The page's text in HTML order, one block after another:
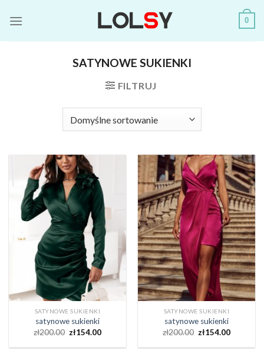
0
SATYNOWE SUKIENKI
FILTRUJ
SATYNOWE SUKIENKI
satynowe sukienki
zł200.00 zł154.00
SATYNOWE SUKIENKI
satynowe sukienki
zł200.00 zł154.00